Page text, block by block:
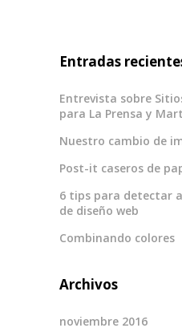
Entradas
Entrevista sobre
para La Prensa y
Nuestro cambio de
Post-it caseros de
6 tips para detectar
de diseño web
Combinando colores
Archivos
noviembre 2016